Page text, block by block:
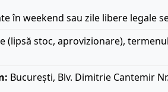
în weekend sau zile libere legale
(lipsă stoc, aprovizionare),
București, Blv. Dimitrie Cantemir